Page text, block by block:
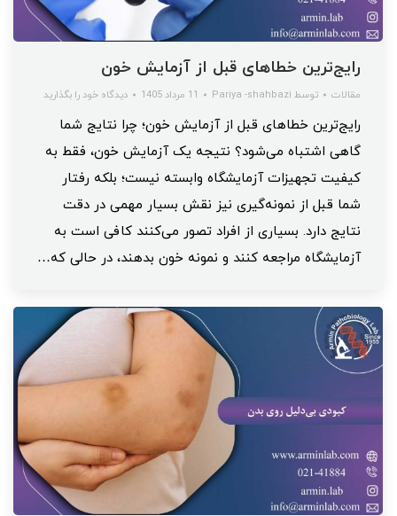
رایج‌ترین خطاهای قبل از آزمایش خون
مقالات توسط Pariya -shahbazi 11 مرداد 1405 دیدگاه خود را بگذارید
رایج‌ترین خطاهای قبل از آزمایش خون؛ چرا نتایج شما
گاهی اشتباه می‌شود؟ نتیجه یک آزمایش خون، فقط به
کیفیت تجهیزات آزمایشگاه وابسته نیست؛ بلکه رفتار
شما قبل از نمونه‌گیری نیز نقش بسیار مهمی در دقت
نتایج دارد. بسیاری از افراد تصور می‌کنند کافی است به
آزمایشگاه مراجعه کنند و نمونه خون بدهند، در حالی که…